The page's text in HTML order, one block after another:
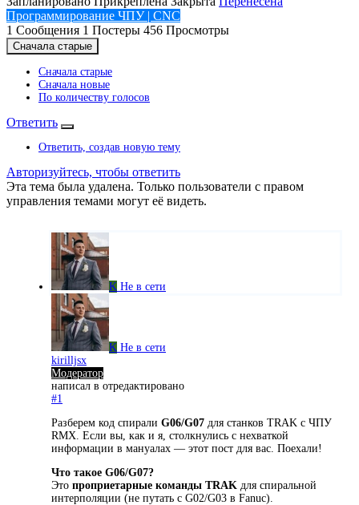
Программирование ЧПУ | CNC
1 Сообщения 1 Постеры 456 Просмотры
Сначала старые
Сначала старые
Сначала новые
По количеству голосов
Ответить
Ответить, создав новую тему
Авторизуйтесь, чтобы ответить
Эта тема была удалена. Только пользователи с правом
управления темами могут её видеть.
K Не в сети
K Не в сети
kirilljsx
Модератор
написал в отредактировано
#1
Разберем код спирали G06/G07 для станков TRAK с ЧПУ
RMX. Если вы, как и я, столкнулись с нехваткой
информации в мануалах — этот пост для вас. Поехали!
Что такое G06/G07?
Это проприетарные команды TRAK для спиральной
интерполяции (не путать с G02/G03 в Fanuc).